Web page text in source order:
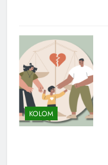
KOLOM